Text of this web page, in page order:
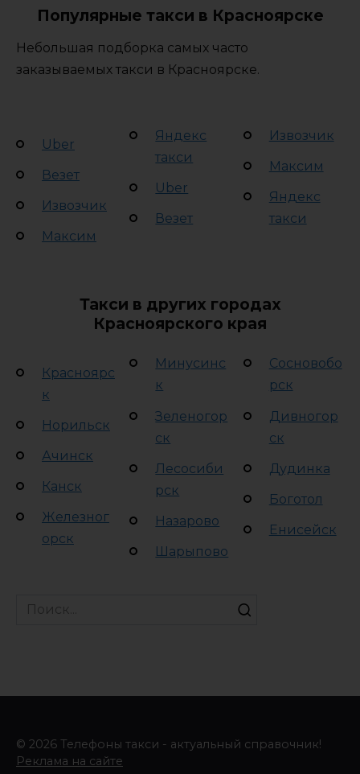
Популярные такси в Красноярске
Небольшая подборка самых часто
заказываемых такси в Красноярске.
Uber
Везет
Извозчик
Максим
Яндекс
такси
Uber
Везет
Извозчик
Максим
Яндекс
такси
Такси в других городах
Красноярского края
Красноярс
к
Норильск
Ачинск
Канск
Железног
орск
Минусинс
к
Зеленогор
ск
Лесосиби
рск
Назарово
Шарыпово
Сосновобо
рск
Дивногор
ск
Дудинка
Боготол
Енисейск
Search
© 2026 Телефоны такси - актуальный справочник!
Реклама на сайте